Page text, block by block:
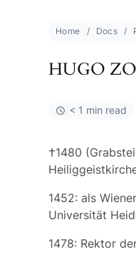
Home Docs
HUGO
< 1 min read
†1480
1452: als
Universität
1478: Rektor